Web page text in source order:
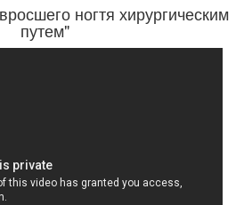
ногтя хирургическим
путем"